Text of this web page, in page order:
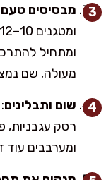
מבסיסים
ומתחיל
מעולה, שם
שום ותבלינים
רסק עגבניות,
ומערבבים